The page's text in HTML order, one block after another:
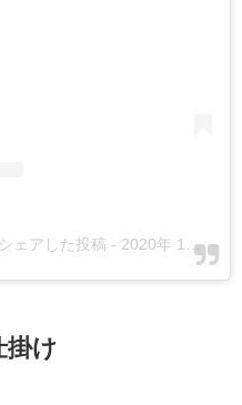
ェアした投稿 - 2020年 1月月25日午後7時50分PST
掛け